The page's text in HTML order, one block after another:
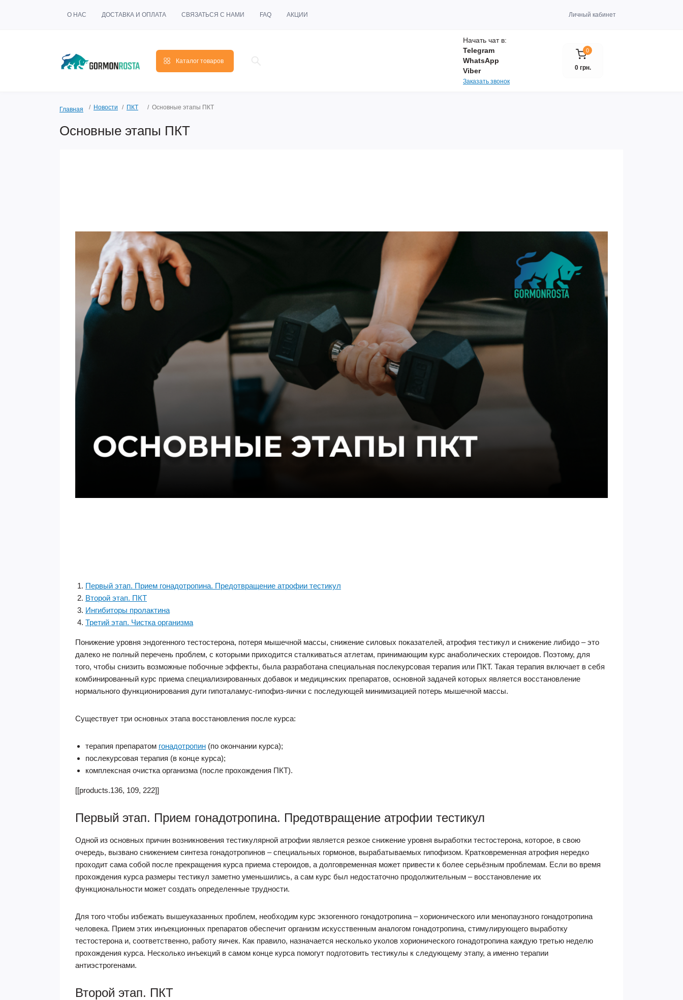
О НАС ДОСТАВКА И ОПЛАТА СВЯЗАТЬСЯ С НАМИ FAQ АКЦИИ Личный кабинет
Каталог товаров
Начать чат в:
Telegram
WhatsApp
Viber
Заказать звонок
0
0 грн.
Главная Новости ПКТ Основные этапы ПКТ
Основные этапы ПКТ
Первый этап. Прием гонадотропина. Предотвращение атрофии тестикул
Второй этап. ПКТ
Ингибиторы пролактина
Третий этап. Чистка организма
Понижение уровня эндогенного тестостерона, потеря мышечной массы, снижение силовых показателей, атрофия тестикул и снижение либидо – это
далеко не полный перечень проблем, с которыми приходится сталкиваться атлетам, принимающим курс анаболических стероидов. Поэтому, для
того, чтобы снизить возможные побочные эффекты, была разработана специальная послекурсовая терапия или ПКТ. Такая терапия включает в себя
комбинированный курс приема специализированных добавок и медицинских препаратов, основной задачей которых является восстановление
нормального функционирования дуги гипоталамус-гипофиз-яички с последующей минимизацией потерь мышечной массы.
Существует три основных этапа восстановления после курса:
терапия препаратом гонадотропин (по окончании курса);
послекурсовая терапия (в конце курса);
комплексная очистка организма (после прохождения ПКТ).
[[products.136, 109, 222]]
Первый этап. Прием гонадотропина. Предотвращение атрофии тестикул
Одной из основных причин возникновения тестикулярной атрофии является резкое снижение уровня выработки тестостерона, которое, в свою
очередь, вызвано снижением синтеза гонадотропинов – специальных гормонов, вырабатываемых гипофизом. Кратковременная атрофия нередко
проходит сама собой после прекращения курса приема стероидов, а долговременная может привести к более серьёзным проблемам. Если во время
прохождения курса размеры тестикул заметно уменьшились, а сам курс был недостаточно продолжительным – восстановление их
функциональности может создать определенные трудности.
Для того чтобы избежать вышеуказанных проблем, необходим курс экзогенного гонадотропина – хорионического или менопаузного гонадотропина
человека. Прием этих инъекционных препаратов обеспечит организм искусственным аналогом гонадотропина, стимулирующего выработку
тестостерона и, соответственно, работу яичек. Как правило, назначается несколько уколов хорионического гонадотропина каждую третью неделю
прохождения курса. Несколько инъекций в самом конце курса помогут подготовить тестикулы к следующему этапу, а именно терапии
антиэстрогенами.
Второй этап. ПКТ